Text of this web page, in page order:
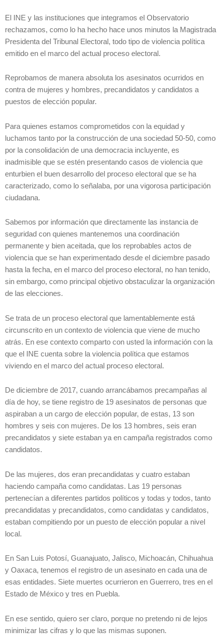
El INE y las instituciones que integramos el Observatorio
rechazamos, como lo ha hecho hace unos minutos la Magistrada
Presidenta del Tribunal Electoral, todo tipo de violencia política
emitido en el marco del actual proceso electoral.
Reprobamos de manera absoluta los asesinatos ocurridos en
contra de mujeres y hombres, precandidatos y candidatos a
puestos de elección popular.
Para quienes estamos comprometidos con la equidad y
luchamos tanto por la construcción de una sociedad 50-50, como
por la consolidación de una democracia incluyente, es
inadmisible que se estén presentando casos de violencia que
enturbien el buen desarrollo del proceso electoral que se ha
caracterizado, como lo señalaba, por una vigorosa participación
ciudadana.
Sabemos por información que directamente las instancia de
seguridad con quienes mantenemos una coordinación
permanente y bien aceitada, que los reprobables actos de
violencia que se han experimentado desde el diciembre pasado
hasta la fecha, en el marco del proceso electoral, no han tenido,
sin embargo, como principal objetivo obstaculizar la organización
de las elecciones.
Se trata de un proceso electoral que lamentablemente está
circunscrito en un contexto de violencia que viene de mucho
atrás. En ese contexto comparto con usted la información con la
que el INE cuenta sobre la violencia política que estamos
viviendo en el marco del actual proceso electoral.
De diciembre de 2017, cuando arrancábamos precampañas al
día de hoy, se tiene registro de 19 asesinatos de personas que
aspiraban a un cargo de elección popular, de estas, 13 son
hombres y seis con mujeres. De los 13 hombres, seis eran
precandidatos y siete estaban ya en campaña registrados como
candidatos.
De las mujeres, dos eran precandidatas y cuatro estaban
haciendo campaña como candidatas. Las 19 personas
pertenecían a diferentes partidos políticos y todas y todos, tanto
precandidatas y precandidatos, como candidatas y candidatos,
estaban compitiendo por un puesto de elección popular a nivel
local.
En San Luis Potosí, Guanajuato, Jalisco, Michoacán, Chihuahua
y Oaxaca, tenemos el registro de un asesinato en cada una de
esas entidades. Siete muertes ocurrieron en Guerrero, tres en el
Estado de México y tres en Puebla.
En ese sentido, quiero ser claro, porque no pretendo ni de lejos
minimizar las cifras y lo que las mismas suponen.